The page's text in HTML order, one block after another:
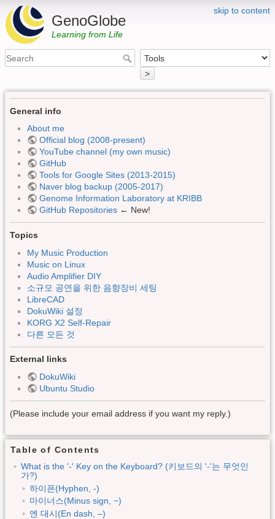
skip to content
GenoGlobe
Learning from Life
>
General info
About me
Official blog (2008-present)
YouTube channel (my own music)
GitHub
Tools for Google Sites (2013-2015)
Naver blog backup (2005-2017)
Genome Information Laboratory at KRIBB
GitHub Repositories← New!
Topics
My Music Production
Music on Linux
Audio Amplifier DIY
소규모 공연을 위한 음향장비 세팅
LibreCAD
DokuWiki 설정
KORG X2 Self-Repair
다른 모든 것
External links
DokuWiki
Ubuntu Studio
(Please include your email address if you want my reply.)
Table of Contents
What is the '-' Key on the Keyboard? (키보드의 '-'는 무엇인
가?)
하이픈(Hyphen, -)
마이너스(Minus sign, −)
엔 대시(En dash, –)